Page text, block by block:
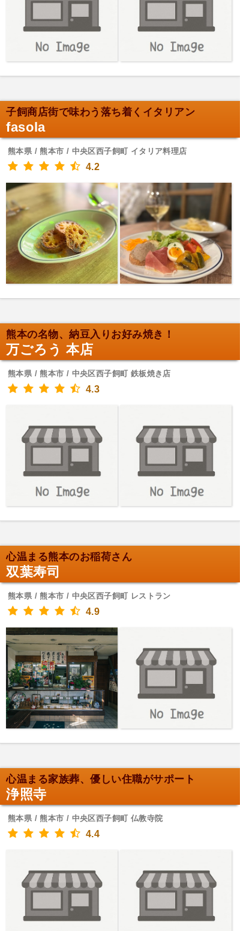
子飼商店街で味わう落ち着くイタリアン
fasola
熊本県 / 熊本市 / 中央区西子飼町 イタリア料理店
4.2
熊本の名物、納豆入りお好み焼き！
万ごろう 本店
熊本県 / 熊本市 / 中央区西子飼町 鉄板焼き店
4.3
心温まる熊本のお稲荷さん
双葉寿司
熊本県 / 熊本市 / 中央区西子飼町 レストラン
4.9
心温まる家族葬、優しい住職がサポート
浄照寺
熊本県 / 熊本市 / 中央区西子飼町 仏教寺院
4.4